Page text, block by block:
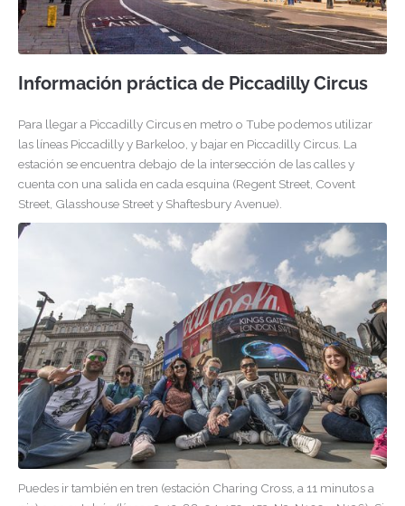
Información práctica de Piccadilly Circus
Para llegar a Piccadilly Circus en metro o Tube podemos utilizar
las líneas Piccadilly y Barkeloo, y bajar en Piccadilly Circus. La
estación se encuentra debajo de la intersección de las calles y
cuenta con una salida en cada esquina (Regent Street, Covent
Street, Glasshouse Street y Shaftesbury Avenue).
Puedes ir también en tren (estación Charing Cross, a 11 minutos a